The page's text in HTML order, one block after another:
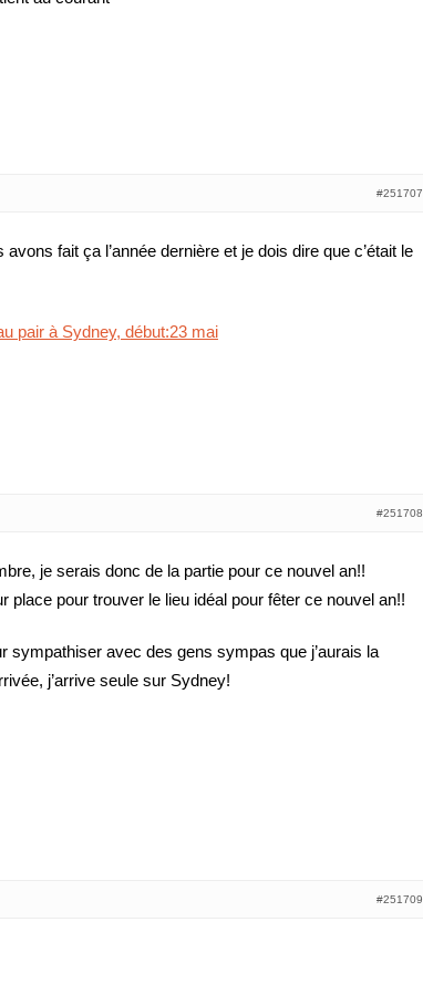
#251707
fait ça l’année dernière et je dois dire que c’était le
pair à Sydney, début:23 mai
#251708
je serais donc de la partie pour ce nouvel an!!
place pour trouver le lieu idéal pour fêter ce nouvel an!!
sympathiser avec des gens sympas que j’aurais la
j’arrive seule sur Sydney!
#251709